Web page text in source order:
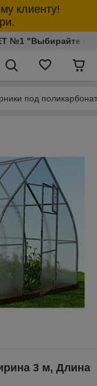
клиенту!
№1 "Выбирайте
под поликарбонат
3 м, Длина